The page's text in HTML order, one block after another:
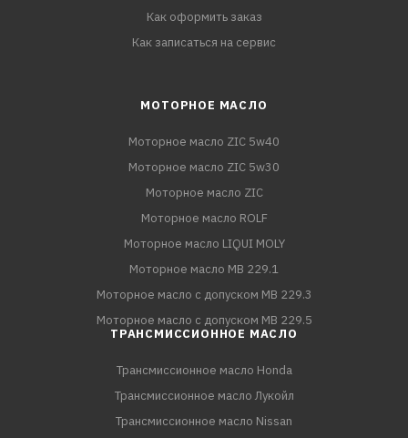
Как оформить заказ
Как записаться на сервис
МОТОРНОЕ МАСЛО
Моторное масло ZIC 5w40
Моторное масло ZIC 5w30
Моторное масло ZIC
Моторное масло ROLF
Моторное масло LIQUI MOLY
Моторное масло MB 229.1
Моторное масло с допуском MB 229.3
Моторное масло с допуском MB 229.5
ТРАНСМИССИОННОЕ МАСЛО
Трансмиссионное масло Honda
Трансмиссионное масло Лукойл
Трансмиссионное масло Nissan